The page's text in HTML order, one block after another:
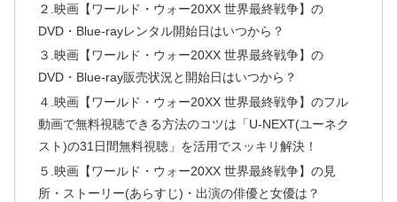
２.映画【ワールド・ウォー20XX 世界最終戦争】の
DVD・Blue-rayレンタル開始日はいつから？
３.映画【ワールド・ウォー20XX 世界最終戦争】の
DVD・Blue-ray販売状況と開始日はいつから？
４.映画【ワールド・ウォー20XX 世界最終戦争】のフル
動画で無料視聴できる方法のコツは「U-NEXT(ユーネク
スト)の31日間無料視聴」を活用でスッキリ解決！
５.映画【ワールド・ウォー20XX 世界最終戦争】の見
所・ストーリー(あらすじ)・出演の俳優と女優は？